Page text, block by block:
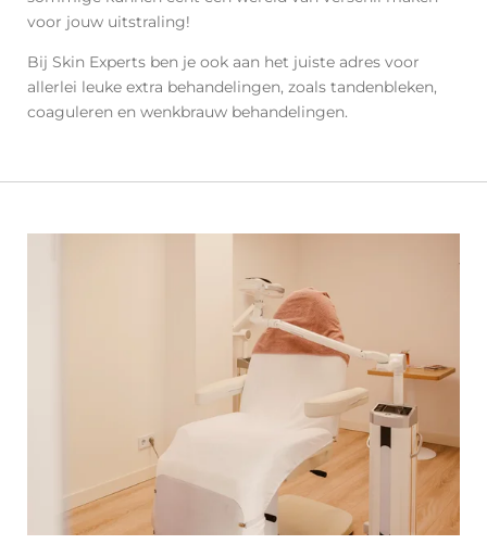
voor jouw uitstraling!
Bij Skin Experts ben je ook aan het juiste adres voor
allerlei leuke extra behandelingen, zoals tandenbleken,
coaguleren en wenkbrauw behandelingen.